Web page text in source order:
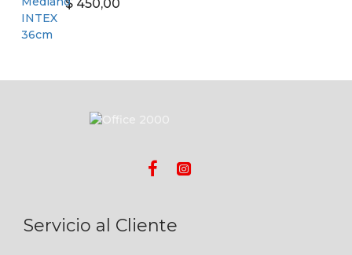
$ 450,00
Servicio al Cliente